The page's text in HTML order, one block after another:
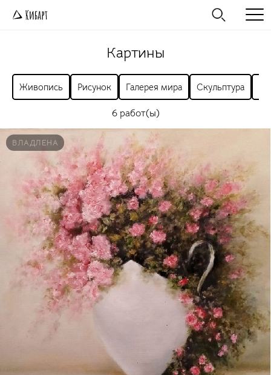
Картины
Живопись Рисунок Галерея мира Скульптура
6 работ(ы)
ВЛАДЛЕНА